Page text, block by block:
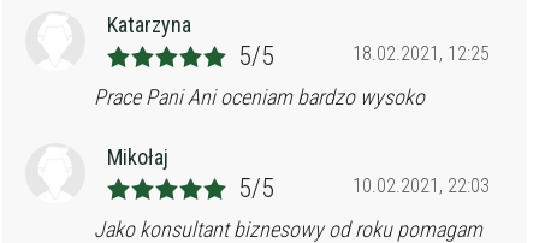
Katarzyna
18.02.2021, 12:25
5/5
Prace Pani Ani oceniam bardzo wysoko
Mikołaj
10.02.2021, 22:03
5/5
Jako konsultant biznesowy od roku pomagam